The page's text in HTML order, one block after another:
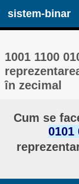
sistem-binar
1001 1100
în zecimal
Cum se
0101